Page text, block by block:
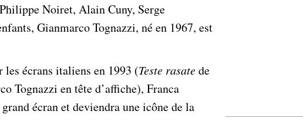
Noiret, Alain Cuny, Serge
Gianmarco Tognazzi, né en 1967, est
écrans italiens en 1993 (Teste rasatede
Tognazzi en tête d’affiche), Franca
écran et deviendra une icône de la